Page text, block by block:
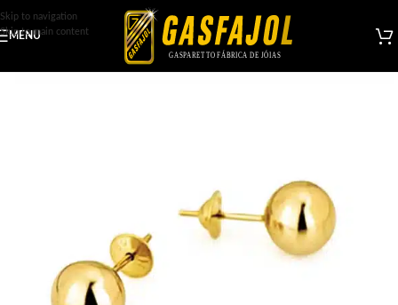
Skip to navigation
Skip to main content
MENU